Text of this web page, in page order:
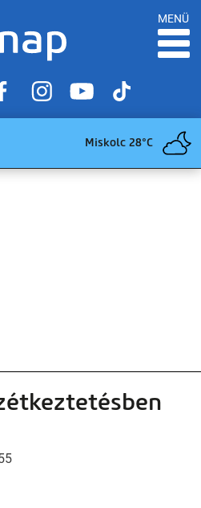
MENÜ
Miskolc 28°C